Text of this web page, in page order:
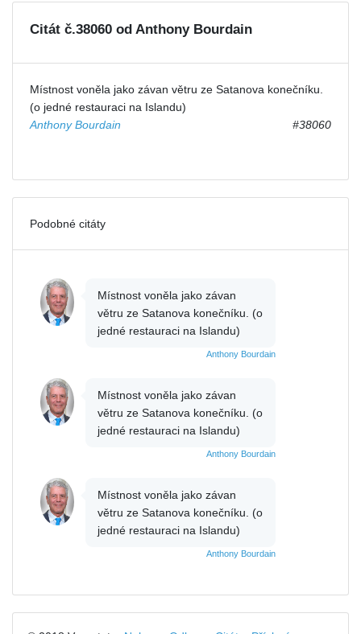
Citát č.38060 od Anthony Bourdain
Místnost voněla jako závan větru ze Satanova konečníku.
(o jedné restauraci na Islandu)
Anthony Bourdain
#38060
Podobné citáty
Místnost voněla jako závan
větru ze Satanova konečníku. (o
jedné restauraci na Islandu)
Anthony Bourdain
Místnost voněla jako závan
větru ze Satanova konečníku. (o
jedné restauraci na Islandu)
Anthony Bourdain
Místnost voněla jako závan
větru ze Satanova konečníku. (o
jedné restauraci na Islandu)
Anthony Bourdain